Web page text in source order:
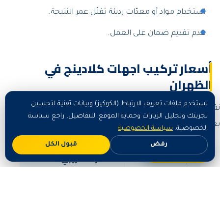
استخدام مواد أو معدّات رديئة تقلّل عمر النتيجة.
عدم تقديم ضمان على العمل.
أسعار تركيب اجهات كلادينج في
الظهران
نقدّم أسعاراً واضحة ومنافسة تُحدَّد حسب حجم العمل وطبيعته
بعد معاينة مجانية:
الباقة السعر التقريبي
اطلب الآن
نستخدم ملفات تعريف الارتباط (الكوكيز) وبيانات تقنية لتحسين
تجربتك وتحليل الزيارات وحماية الموقع. للتفاصيل، راجع سياسة
الخصوصية. سياسة الخصوصية
رفض قبول الكل